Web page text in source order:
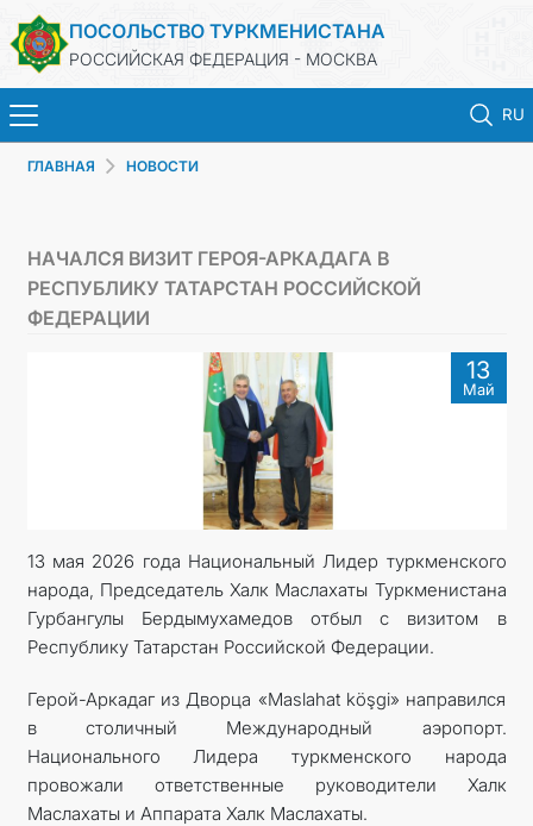
ПОСОЛЬСТВО ТУРКМЕНИСТАНА
РОССИЙСКАЯ ФЕДЕРАЦИЯ - МОСКВА
RU
КОНСУЛЬСКИЕ УСЛУГИ
ВИЗА
КОНТАКТНЫЕ ДАННЫЕ
ГЛАВНАЯ НОВОСТИ
НАЧАЛСЯ ВИЗИТ ГЕРОЯ-АРКАДАГА В
РЕСПУБЛИКУ ТАТАРСТАН РОССИЙСКОЙ
ФЕДЕРАЦИИ
13
Май
13 мая 2026 года Национальный Лидер туркменского
народа, Председатель Халк Маслахаты Туркменистана
Гурбангулы Бердымухамедов отбыл с визитом в
Республику Татарстан Российской Федерации.
Герой-Аркадаг из Дворца «Maslahat köşgi» направился
в столичный Международный аэропорт.
Национального Лидера туркменского народа
провожали ответственные руководители Халк
Маслахаты и Аппарата Халк Маслахаты.